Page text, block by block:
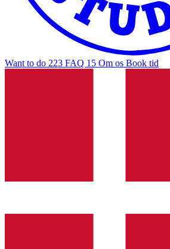
Want to do 223 FAQ 15 Om os Book tid